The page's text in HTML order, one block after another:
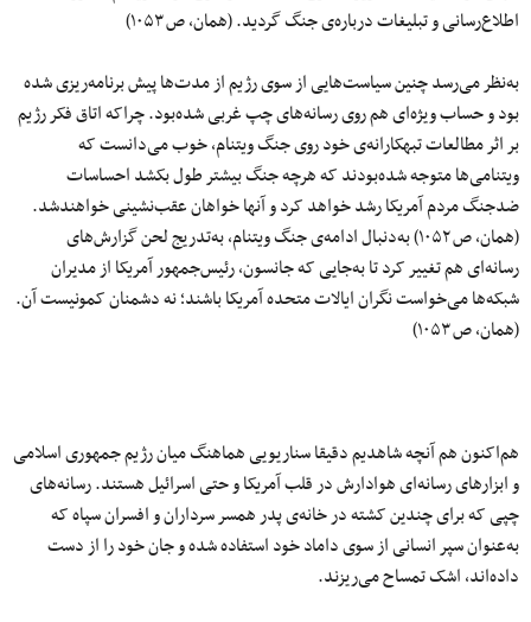
اطلاع‌رسانی و تبلیغات درباره‌ی جنگ گردید. (همان، ص ۱۰۵۳)
به‌نظر می‌رسد چنین سیاست‌هایی از سوی رژیم از مدت‌ها پیش برنامه‌ریزی شده
بود و حساب ویژه‌ای هم روی رسانه‌های چپ غربی شده‌بود. چراکه اتاق فکر رژیم
بر اثر مطالعات تبهکارانه‌ی خود روی جنگ ویتنام، خوب می‌دانست که
ویتنامی‌ها متوجه شده‌بودند که هرچه جنگ بیشتر طول بکشد احساسات
ضدجنگ مردم آمریکا رشد خواهد کرد و آنها خواهان عقب‌نشینی خواهندشد.
(همان، ص ۱۰۵۲) به‌دنبال ادامه‌ی جنگ ویتنام، به‌تدریج لحن گزارش‌های
رسانه‌ای هم تغییر کرد تا به‌جایی که جانسون، رئیس‌جمهور آمریکا از مدیران
شبکه‌ها می‌خواست نگران ایالات متحده آمریکا باشند؛ نه دشمنان کمونیست آن.
(همان، ص ۱۰۵۳)
هم‌اکنون هم آنچه شاهدیم دقیقا سناریویی هماهنگ میان رژیم جمهوری اسلامی
و ابزارهای رسانه‌ای هوادارش در قلب آمریکا و حتی اسرائیل هستند. رسانه‌های
چپی که برای چندین کشته در خانه‌ی پدر همسر سرداران و افسران سپاه که
به‌عنوان سپر انسانی از سوی داماد خود استفاده شده و جان خود را از دست
داده‌اند، اشک تمساح می‌ریزند.